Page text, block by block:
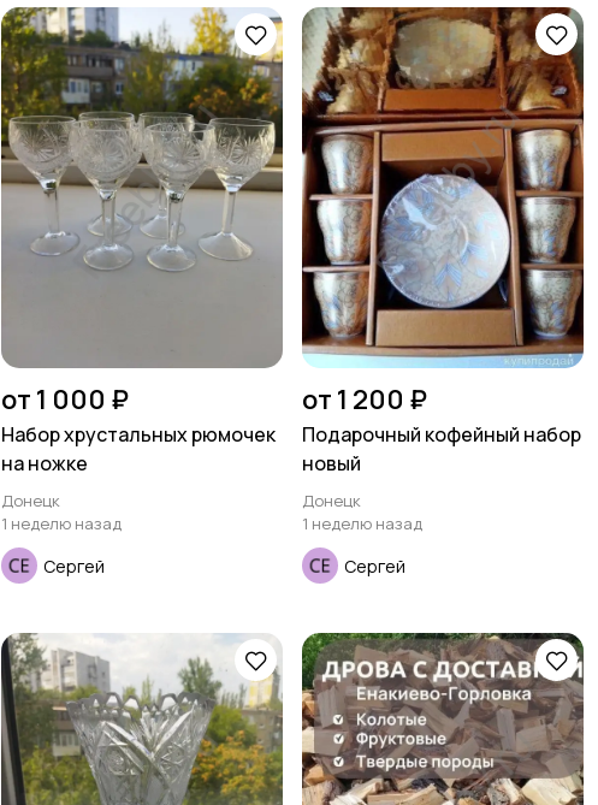
от 1 000 ₽
Набор хрустальных рюмочек
на ножке
Донецк
1 неделю назад
Сергей
от 1 200 ₽
Подарочный кофейный набор
новый
Донецк
1 неделю назад
Сергей